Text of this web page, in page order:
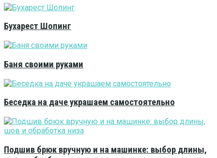
Бухарест Шопинг
Баня своими руками
Беседка на даче украшаем самостоятельно
Подшив брюк вручную и на машинке: выбор длины,